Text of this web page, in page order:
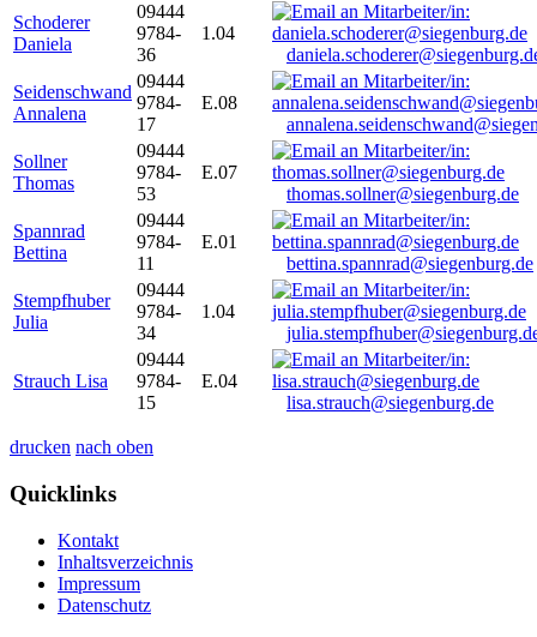
Schoderer
Daniela
09444
9784-
36
1.04
Seidenschwand
Annalena
09444
9784-
17
E.08
Sollner
Thomas
09444
9784-
53
E.07
thomas.sollner@siegenburg.de
Spannrad
Bettina
09444
9784-
11
E.01
bettina.spannrad@siegenburg.de
Stempfhuber
Julia
09444
9784-
34
1.04
Strauch Lisa
09444
9784-
15
E.04
lisa.strauch@siegenburg.de
drucken nach oben
Quicklinks
Kontakt
Inhaltsverzeichnis
Impressum
Datenschutz